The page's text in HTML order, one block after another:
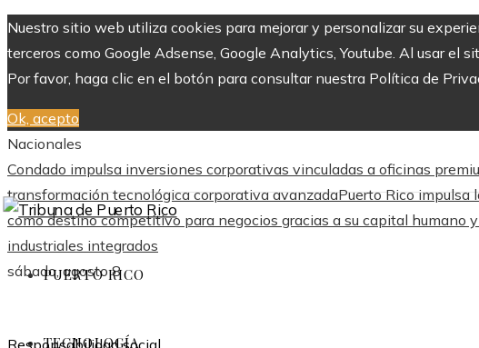
Nuestro sitio web utiliza cookies para mejorar y personalizar su
terceros como Google Adsense, Google Analytics, Youtube. Al usar el
Por favor, haga clic en el botón para consultar nuestra Política de
Ok, acepto
Nacionales
Condado impulsa inversiones corporativas vinculadas a oficinas
transformación tecnológica corporativa avanzadaPuerto Rico impulsa
como destino competitivo para negocios gracias a su capital humano
industriales integrados
sábado, agosto 8
PUERTO RICO
TECNOLOGÍA
Responsabilidad social